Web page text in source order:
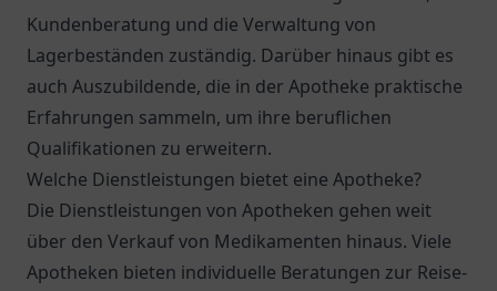
Kundenberatung und die Verwaltung von
Lagerbeständen zuständig. Darüber hinaus gibt es
auch Auszubildende, die in der Apotheke praktische
Erfahrungen sammeln, um ihre beruflichen
Qualifikationen zu erweitern.
Welche Dienstleistungen bietet eine Apotheke?
Die Dienstleistungen von Apotheken gehen weit
über den Verkauf von Medikamenten hinaus. Viele
Apotheken bieten individuelle Beratungen zur Reise-